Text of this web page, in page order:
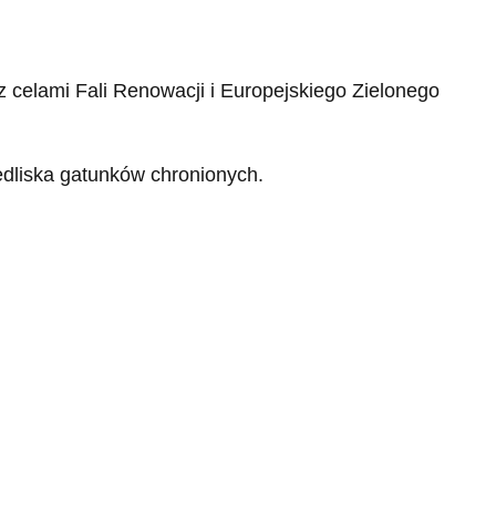
celami Fali Renowacji i Europejskiego Zielonego
gatunków chronionych.